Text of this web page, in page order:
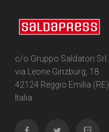
c/o Gruppo Saldatori Srl
via Leone Ginzburg, 18
42124 Reggio Emilia (RE)
Italia